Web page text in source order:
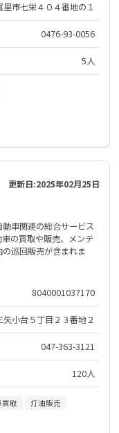
里市七栄４０４番地の１
0476-93-0056
5人
更新日:2025年02月25日
車関連の総合サービス
の買取や販売、メンテ
巡回販売が含まれま
8040001037170
矢小台５丁目２３番地２
047-363-3121
120人
買取 灯油販売